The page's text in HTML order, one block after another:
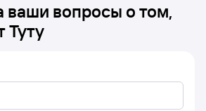
ваши вопросы о том,
Туту